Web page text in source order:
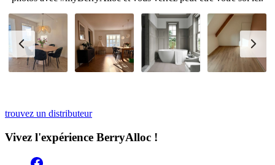
trouvez un distributeur
Vivez l'expérience BerryAlloc !